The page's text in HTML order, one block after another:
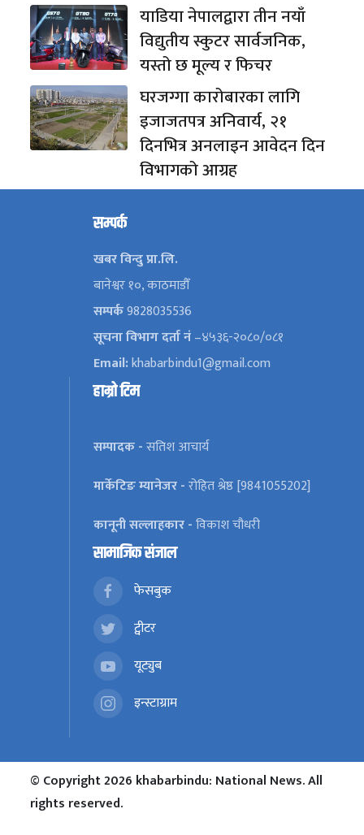
याडिया नेपालद्वारा तीन नयाँ
विद्युतीय स्कुटर सार्वजनिक,
यस्तो छ मूल्य र फिचर
घरजग्गा कारोबारका लागि
इजाजतपत्र अनिवार्य, २१
दिनभित्र अनलाइन आवेदन दिन
विभागको आग्रह
सम्पर्क
खबर विन्दु प्रा.लि.
बानेश्वर १०, काठमाडौँ
सम्पर्क9828035536
सूचना विभाग दर्ता नं–४५३६-२०८०/०८१
Email:khabarbindu1@gmail.com
हाम्रो टिम
सम्पादक -सतिश आचार्य
मार्केटिङ म्यानेजर -रोहित श्रेष्ठ [9841055202]
कानूनी सल्लाहकार -विकाश चौधरी
सामाजिक संजाल
फेसबुक
ट्वीटर
यूट्युब
इन्स्टाग्राम
© Copyright 2026 khabarbindu: National News. All
rights reserved.